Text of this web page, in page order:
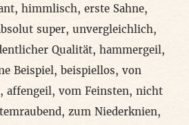
, himmlisch, erste Sahne,
super, unvergleichlich,
Qualität, hammergeil,
Beispiel, beispiellos, von
, affengeil, vom Feinsten, nicht
, zum Niederknien,